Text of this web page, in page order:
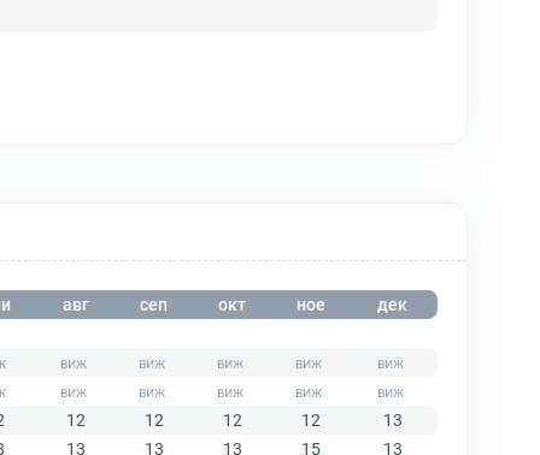
авг сеп окт ное дек
12 12 12 12
13
13 13 13 15 13